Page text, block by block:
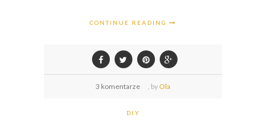
CONTINUE READING
3 komentarze by Ola
DIY